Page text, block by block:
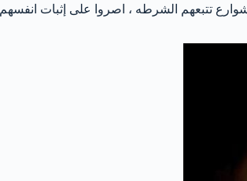
تتبعهم الشرطه ، اصروا على إثبات انفسهم